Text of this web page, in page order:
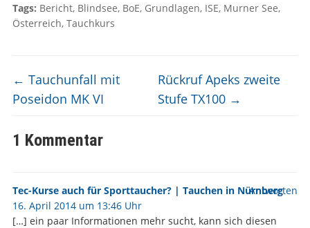
Tags: Bericht, Blindsee, BoE, Grundlagen, ISE, Murner See,
Österreich, Tauchkurs
← Tauchunfall mit
Poseidon MK VI
Rückruf Apeks zweite
Stufe TX100 →
1 Kommentar
Tec-Kurse auch für Sporttaucher? | Tauchen in Nürnberg
16. April 2014 um 13:46 Uhr
[…] ein paar Informationen mehr sucht, kann sich diesen
Antworten